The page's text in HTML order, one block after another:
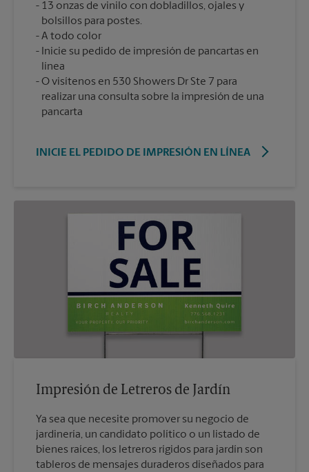
13 onzas de vinilo con dobladillos, ojales y
bolsillos para postes.
A todo color
Inicie su pedido de impresión de pancartas en
línea
O visítenos en 530 Showers Dr Ste 7 para
realizar una consulta sobre la impresión de una
pancarta
INICIE EL PEDIDO DE IMPRESIÓN EN LÍNEA
Impresión de Letreros de Jardín
Ya sea que necesite promover su negocio de
jardinería, un candidato político o un listado de
bienes raíces, los letreros rígidos para jardín son
tableros de mensajes duraderos diseñados para